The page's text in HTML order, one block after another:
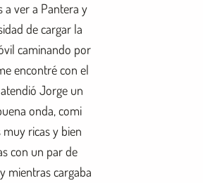
a ver a Pantera y
de cargar la
caminando por
encontré con el
Jorge un
onda, comi
ricas y bien
con un par de
mientras cargaba